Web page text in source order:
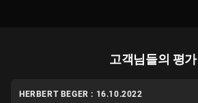
고객님들의 평가
HERBERT BEGER : 16.10.2022